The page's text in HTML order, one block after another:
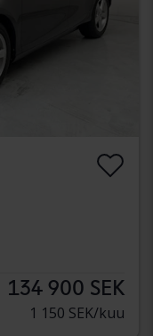
134 900 SEK
1 150 SEK/kuu